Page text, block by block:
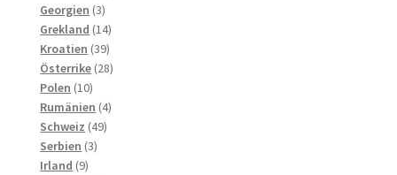
Georgien 33
produkter
Grekland 1414
produkter
Kroatien 3939
produkter
Österrike 2828
Polen 1010
produkter
Rumänien 44
Schweiz 4949
Serbien 33
Irland 99